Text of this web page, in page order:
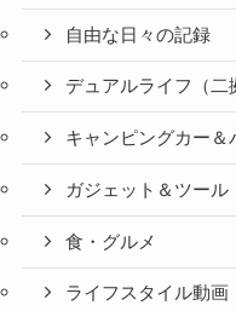
自由な日々の記録
デュアルライフ（
キャンピングカー＆
ガジェット＆ツール
食・グルメ
ライフスタイル動画